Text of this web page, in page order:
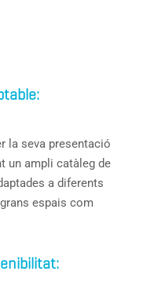
la seva presentació
un ampli catàleg de
a diferents
espais com